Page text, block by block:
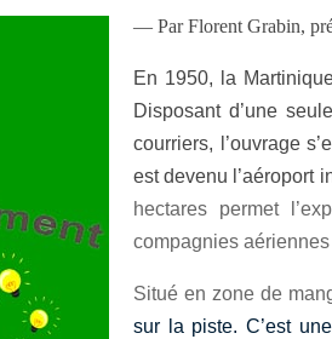
— Par Florent Grabin,
En 1950, la
Disposant d’une
courriers, l’ouvrage
est devenu l’aéroport
hectares permet
compagnies
Situé en zone de
sur la piste. C’est